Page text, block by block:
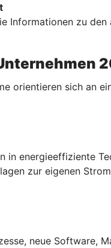
Informationen zu
orientieren sich an
energieeffiziente
zur eigenen
neue Software,